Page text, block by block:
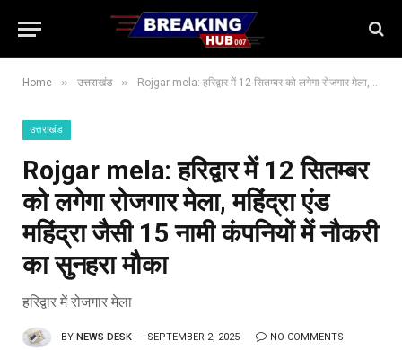
Home » उत्तराखंड » Rojgar mela: हरिद्वार में 12 सितम्बर को लगेगा रोजगार मेला, महिंद्रा एंड महिंद्रा जैसी 15 नामी कंपनियों में नौकरी का सुनहरा मौका
उत्तराखंड
Rojgar mela: हरिद्वार में 12 सितम्बर
को लगेगा रोजगार मेला, महिंद्रा एंड
महिंद्रा जैसी 15 नामी कंपनियों में नौकरी
का सुनहरा मौका
हरिद्वार में रोजगार मेला
BY NEWS DESK SEPTEMBER 2, 2025
NO COMMENTS